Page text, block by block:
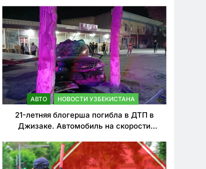
нарушителей ПДД
АВТО НОВОСТИ УЗБЕКИСТАНА
21-летняя блогерша погибла в ДТП в
Джизаке. Автомобиль на скорости